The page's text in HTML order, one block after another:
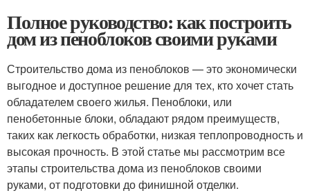
Полное руководство: как построить
дом из пеноблоков своими руками
Строительство дома из пеноблоков — это экономически
выгодное и доступное решение для тех, кто хочет стать
обладателем своего жилья. Пеноблоки, или
пенобетонные блоки, обладают рядом преимуществ,
таких как легкость обработки, низкая теплопроводность и
высокая прочность. В этой статье мы рассмотрим все
этапы строительства дома из пеноблоков своими
руками, от подготовки до финишной отделки.